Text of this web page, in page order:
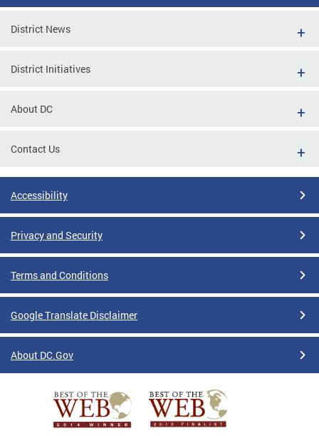
District News
District Initiatives
About DC
Contact Us
Accessibility
Privacy and Security
Terms and Conditions
Google Translate Disclaimer
About DC.Gov